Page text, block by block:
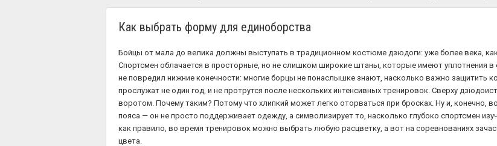
Как выбрать форму для единоборства
Бойцы от мала до велика должны выступать в традиционном костюме дзюдоги: уже более века,
Спортсмен облачается в просторные, но не слишком широкие штаны, которые имеют уплотнения
не повредил нижние конечности: многие борцы не понаслышке знают, насколько важно защитить
прослужат не один год, и не протрутся после нескольких интенсивных тренировок. Сверху
воротом. Почему таким? Потому что хлипкий может легко оторваться при бросках. Ну и, конечно,
пояса — он не просто поддерживает одежду, а символизирует то, насколько глубоко спортсмен
как правило, во время тренировок можно выбрать любую расцветку, а вот на соревнованиях
цвета.